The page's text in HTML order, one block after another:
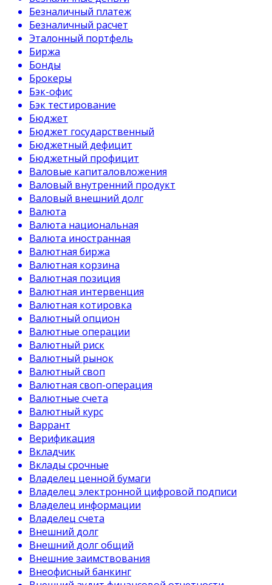
Безналичный платеж
Безналичный расчет
Эталонный портфель
Биржа
Бонды
Брокеры
Бэк-офис
Бэк тестирование
Бюджет
Бюджет государственный
Бюджетный дефицит
Бюджетный профицит
Валовые капиталовложения
Валовый внутренний продукт
Валовый внешний долг
Валюта
Валюта национальная
Валюта иностранная
Валютная биржа
Валютная корзина
Валютная позиция
Валютная интервенция
Валютная котировка
Валютный опцион
Валютные операции
Валютный риск
Валютный рынок
Валютный своп
Валютная своп-операция
Валютные счета
Валютный курс
Варрант
Верификация
Вкладчик
Вклады срочные
Владелец ценной бумаги
Владелец электронной цифровой подписи
Владелец информации
Владелец счета
Внешний долг
Внешний долг общий
Внешние заимствования
Внеофисный банкинг